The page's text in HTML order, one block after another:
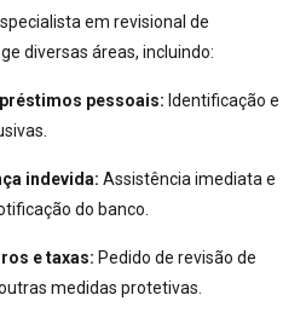
em revisional de
diversas áreas, incluindo:
pessoais: Identificação e
indevida: Assistência imediata e
do banco.
e taxas: Pedido de revisão de
medidas protetivas.